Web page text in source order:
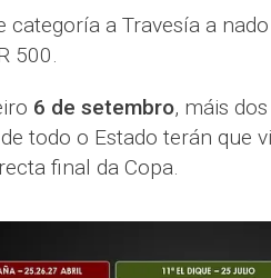
categoría a Travesía a
500.
6 de setembro, máis
todo o Estado terán que
final da Copa.